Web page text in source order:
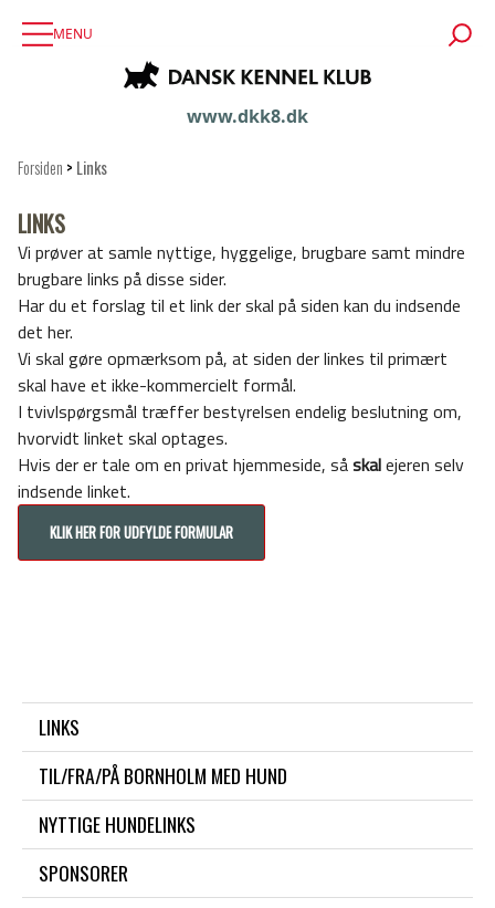
MENU
www.dkk8.dk
Forsiden > Links
LINKS
Vi prøver at samle nyttige, hyggelige, brugbare samt mindre
brugbare links på disse sider.
Har du et forslag til et link der skal på siden kan du indsende
det her.
Vi skal gøre opmærksom på, at siden der linkes til primært
skal have et ikke-kommercielt formål.
I tvivlspørgsmål træffer bestyrelsen endelig beslutning om,
hvorvidt linket skal optages.
Hvis der er tale om en privat hjemmeside, såskalejeren selv
indsende linket.
KLIK HER FOR UDFYLDE FORMULAR
LINKS
TIL/FRA/PÅ BORNHOLM MED HUND
NYTTIGE HUNDELINKS
SPONSORER